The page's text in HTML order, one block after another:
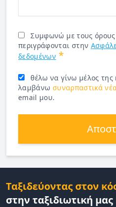
Συμφωνώ με τους
περιγράφονται στην
δεδομένων *
θέλω να γίνω μέλος της
λαμβάνω συναρπαστικά
email μου.
Ταξιδεύοντας στον
στην ταξιδιωτική